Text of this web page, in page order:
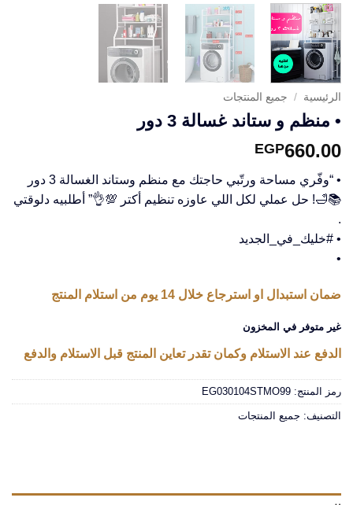
الرئيسية / جميع المنتجات
• منظم و ستاند غسالة 3 دور
EGP660.00
• “وفّري مساحة ورتّبي حاجتك مع منظم وستاند الغسالة 3 دور
📚🛁! حل عملي لكل اللي عاوزه تنظيم أكتر 💯👌” أطلبيه دلوقتي
.
• #خليك_في_الجديد
•
ضمان استبدال او استرجاع خلال 14 يوم من استلام المنتج
غير متوفر في المخزون
الدفع عند الاستلام وكمان تقدر تعاين المنتج قبل الاستلام والدفع
رمز المنتج: EG030104STMO99
التصنيف: جميع المنتجات